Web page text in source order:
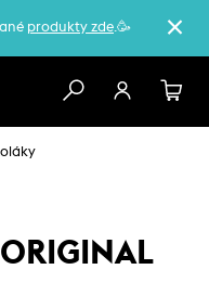
produkty zde.🥳